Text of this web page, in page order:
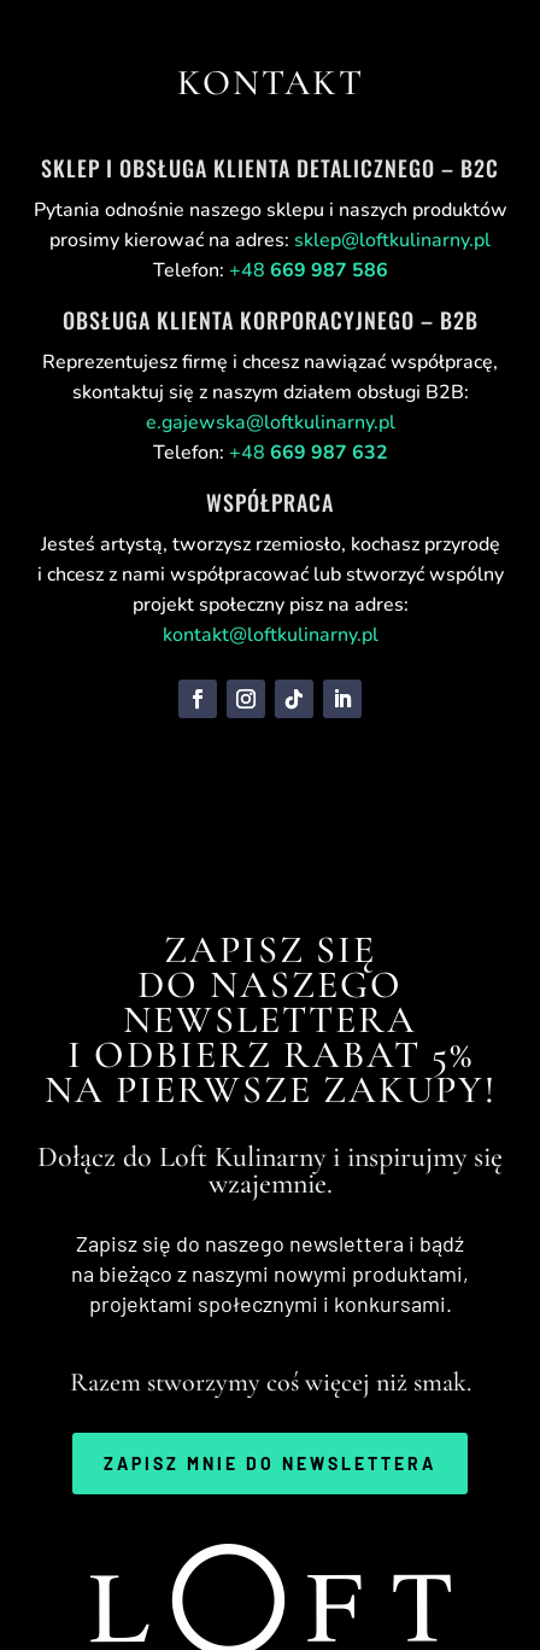
ZAPISZ SIĘ
DO NASZEGO
NEWSLETTERA
I ODBIERZ RABAT 5%
NA PIERWSZE ZAKUPY!
Dołącz do Loft Kulinarny i inspirujmy się
wzajemnie.
Zapisz się do naszego newslettera i bądź
na bieżąco z naszymi nowymi produktami,
projektami społecznymi i konkursami.
Razem stworzymy coś więcej niż smak.
ZAPISZ MNIE DO NEWSLETTERA
KONTAKT
SKLEP I OBSŁUGA KLIENTA DETALICZNEGO – B2C
Pytania odnośnie naszego sklepu i naszych produktów
prosimy kierować na adres: sklep@loftkulinarny.pl
Telefon: +48 669 987 586
OBSŁUGA KLIENTA KORPORACYJNEGO – B2B
Reprezentujesz firmę i chcesz nawiązać współpracę,
skontaktuj się z naszym działem obsługi B2B:
e.gajewska@loftkulinarny.pl
Telefon: +48 669 987 632
WSPÓŁPRACA
Jesteś artystą, tworzysz rzemiosło, kochasz przyrodę
i chcesz z nami współpracować lub stworzyć wspólny
projekt społeczny pisz na adres:
kontakt@loftkulinarny.pl